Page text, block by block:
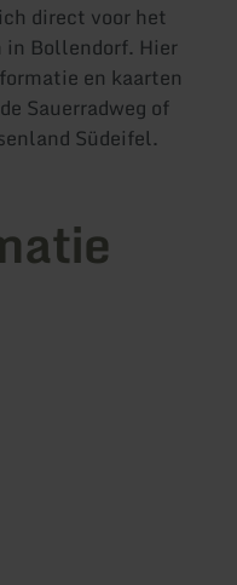
direct voor het
Bollendorf. Hier
en kaarten
Sauerradweg of
Südeifel.